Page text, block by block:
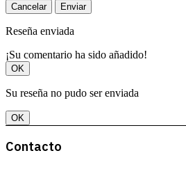
Cancelar Enviar
Reseña enviada
¡Su comentario ha sido añadido!
OK
Su reseña no pudo ser enviada
OK
Contacto